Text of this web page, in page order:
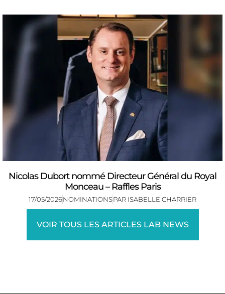
Nicolas Dubort nommé Directeur Général du Royal
Monceau – Raffles Paris
17/05/2026NOMINATIONSPAR ISABELLE CHARRIER
VOIR TOUS LES ARTICLES LAB NEWS